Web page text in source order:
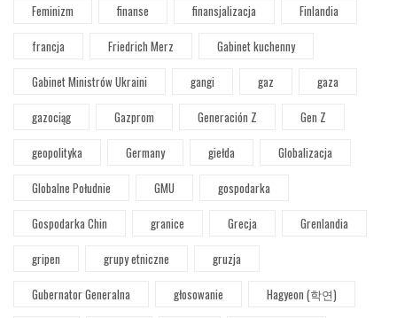
Feminizm
finanse finansjalizacja
Finlandia
francja
Friedrich Merz
Gabinet kuchenny
Gabinet Ministrów Ukraini
gangi gaz
gaza
gazociąg
Gazprom Generación Z
Gen Z
geopolityka
Germany giełda
Globalizacja
Globalne Południe
GMU
gospodarka
Gospodarka Chin
granice Grecja
Grenlandia
gripen
grupy etniczne
gruzja
Gubernator Generalna
głosowanie
Hagyeon (학연)